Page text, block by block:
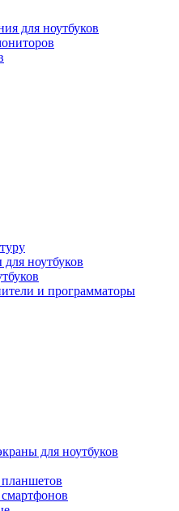
для ноутбуков
ноутбуков
и программаторы
для ноутбуков